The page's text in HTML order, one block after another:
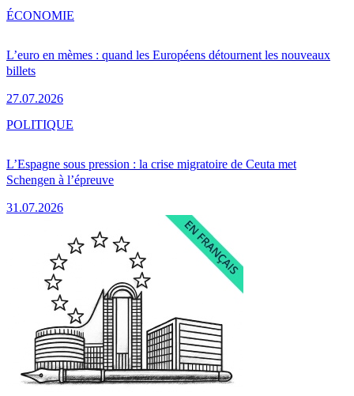
L’euro en mèmes : quand les Européens détournent les nouveaux
billets
27.07.2026
ÉCONOMIE
L’Espagne sous pression : la crise migratoire de Ceuta met
Schengen à l’épreuve
31.07.2026
POLITIQUE